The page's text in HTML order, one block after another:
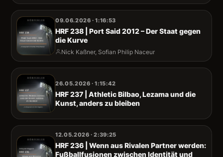
09.06.2026 · 1:16:53
HRF 238 | Port Said 2012 – Der Staat gegen
die Kurve
Nick Kaßner, Sofian Philip Naceur
26.05.2026 · 1:15:42
HRF 237 | Athletic Bilbao, Lezama und die
Kunst, anders zu bleiben
12.05.2026 · 2:39:25
HRF 236 | Wenn aus Rivalen Partner werden:
Fußballfusionen zwischen Identität und